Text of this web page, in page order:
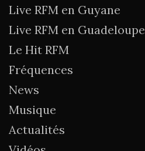
Live RFM en Guyane
Live RFM en Guadeloupe
Le Hit RFM
Fréquences
News
Musique
Actualités